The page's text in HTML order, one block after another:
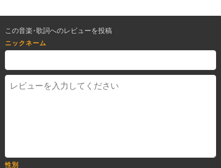
この音楽･歌詞へのレビューを投稿
ニックネーム
性別